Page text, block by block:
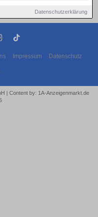
Datenschutzerklärung
Impressum Datenschutz
| Content by: 1A-Anzeigenmarkt.de